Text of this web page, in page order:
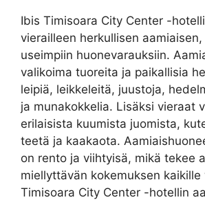
Ibis Timisoara City Center -
vierailleen herkullisen
useimpiin huonevarauksiin.
valikoima tuoreita ja paikallisia
leipiä, leikkeleitä, juustoja,
ja munakokkelia. Lisäksi vieraat
erilaisista kuumista juomista,
teetä ja kaakaota.
on rento ja viihtyisä, mikä tekee
miellyttävän kokemuksen kaikille
Timisoara City Center -hotellin